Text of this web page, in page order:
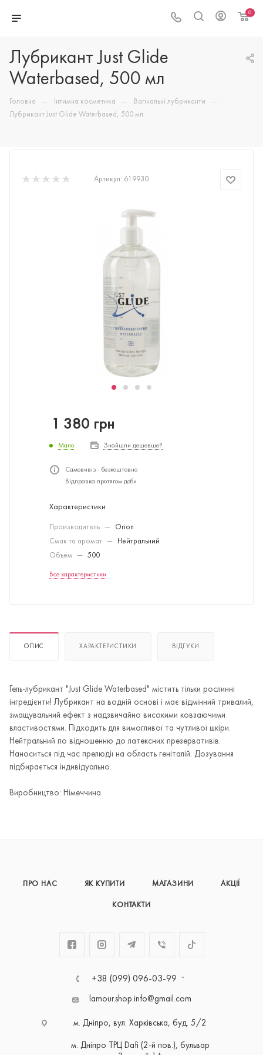
0
Лубрикант Just Glide
Waterbased, 500 мл
Головна — Інтимна косметика — Вагінальні лубриканти —
Лубрикант Just Glide Waterbased, 500 мл
Артикул: 619930
1 380 грн
Мало Знайшли дешевше?
Самовивіз - безкоштовно
Відправка протягом доби
Характеристики
Производитель —
Orion
Смак та аромат
—
Нейтральний
Объем
— 500
Все характеристики
ОПИС ХАРАКТЕРИСТИКИ ВІДГУКИ
Гель-лубрикант "Just Glide Waterbased" містить тільки рослинні
інгредієнти! Лубрикант на водній основі і має відмінний тривалий,
змащувальний ефект з надзвичайно високими ковзаючими
властивостями. Підходить для вимогливої та чутливої шкіри.
Нейтральний по відношенню до латексних презервативів.
Наноситься під час прелюдії на область геніталій. Дозування
підбирається індивідуально.
Виробництво: Німеччина.
ПРО НАС ЯК КУПИТИ МАГАЗИНИ АКЦІЇ
КОНТАКТИ
+38 (099) 096-03-99
lamour.shop.info@gmail.com
м. Дніпро, вул. Харківська, буд. 5/2
м. Дніпро ТРЦ Dafi (2-й пов.), бульвар